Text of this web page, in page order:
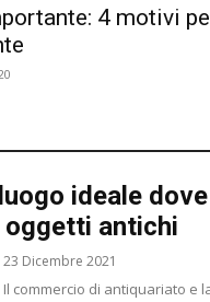
4 motivi
ideale dove
antichi
23 Dicembre 2021
Il commercio di antiquariato e